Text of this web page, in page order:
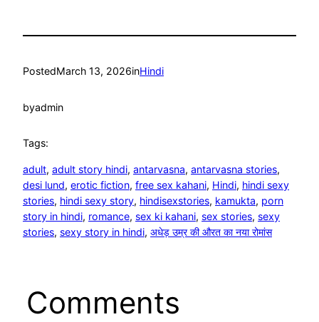
PostedMarch 13, 2026inHindi
byadmin
Tags:
adult, adult story hindi, antarvasna, antarvasna stories
desi lund, erotic fiction, free sex kahani, Hindi, hindi sexy
stories, hindi sexy story, hindisexstories, kamukta, porn
story in hindi, romance, sex ki kahani, sex stories, sexy
stories, sexy story in hindi, अधेड़ उम्र की औरत का नया रोमांस
Comments